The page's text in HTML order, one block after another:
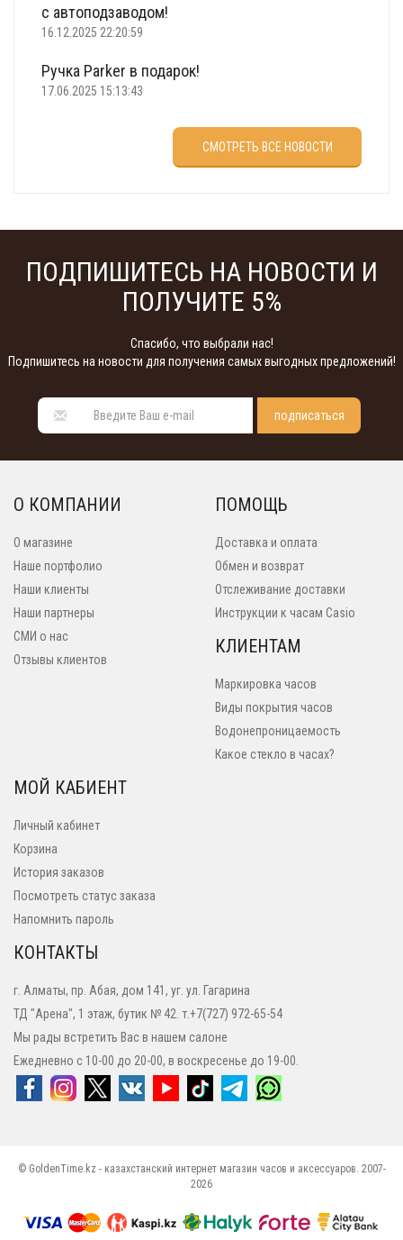
с автоподзаводом!
16.12.2025 22:20:59
Ручка Parker в подарок!
17.06.2025 15:13:43
Что подарить на 23 февраля?
СМОТРЕТЬ ВСЕ НОВОСТИ
ПОДПИШИТЕСЬ НА НОВОСТИ И
ПОЛУЧИТЕ 5%
Спасибо, что выбрали нас!
Подпишитесь на новости для получения самых выгодных предложений!
подписаться
О КОМПАНИИ
О магазине
Наше портфолио
Наши клиенты
Наши партнеры
СМИ о нас
Отзывы клиентов
ПОМОЩЬ
Доставка и оплата
Обмен и возврат
Отслеживание доставки
Инструкции к часам Casio
КЛИЕНТАМ
Маркировка часов
Виды покрытия часов
Водонепроницаемость
Какое стекло в часах?
МОЙ КАБИЕНТ
Личный кабинет
Корзина
История заказов
Посмотреть статус заказа
Напомнить пароль
КОНТАКТЫ
г. Алматы, пр. Абая, дом 141, уг. ул. Гагарина
ТД "Арена", 1 этаж, бутик № 42. т.+7(727) 972-65-54
Мы рады встретить Вас в нашем салоне
Ежедневно с 10-00 до 20-00, в воскресенье до 19-00.
© GoldenTime.kz - казахстанский интернет магазин часов и аксессуаров. 2007-
2026